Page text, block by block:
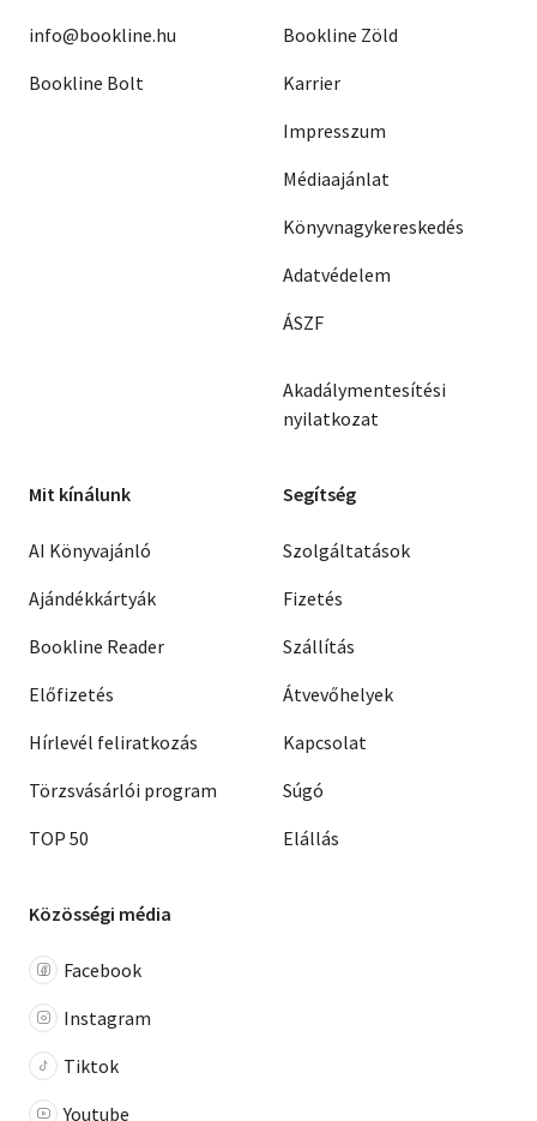
info@bookline.hu
Bookline Bolt
Bookline Zöld
Karrier
Impresszum
Médiaajánlat
Könyvnagykereskedés
Adatvédelem
ÁSZF
Akadálymentesítési
nyilatkozat
Mit kínálunk
AI Könyvajánló
Ajándékkártyák
Bookline Reader
Előfizetés
Hírlevél feliratkozás
Törzsvásárlói program
TOP 50
Segítség
Szolgáltatások
Fizetés
Szállítás
Átvevőhelyek
Kapcsolat
Súgó
Elállás
Közösségi média
Facebook
Instagram
Tiktok
Youtube